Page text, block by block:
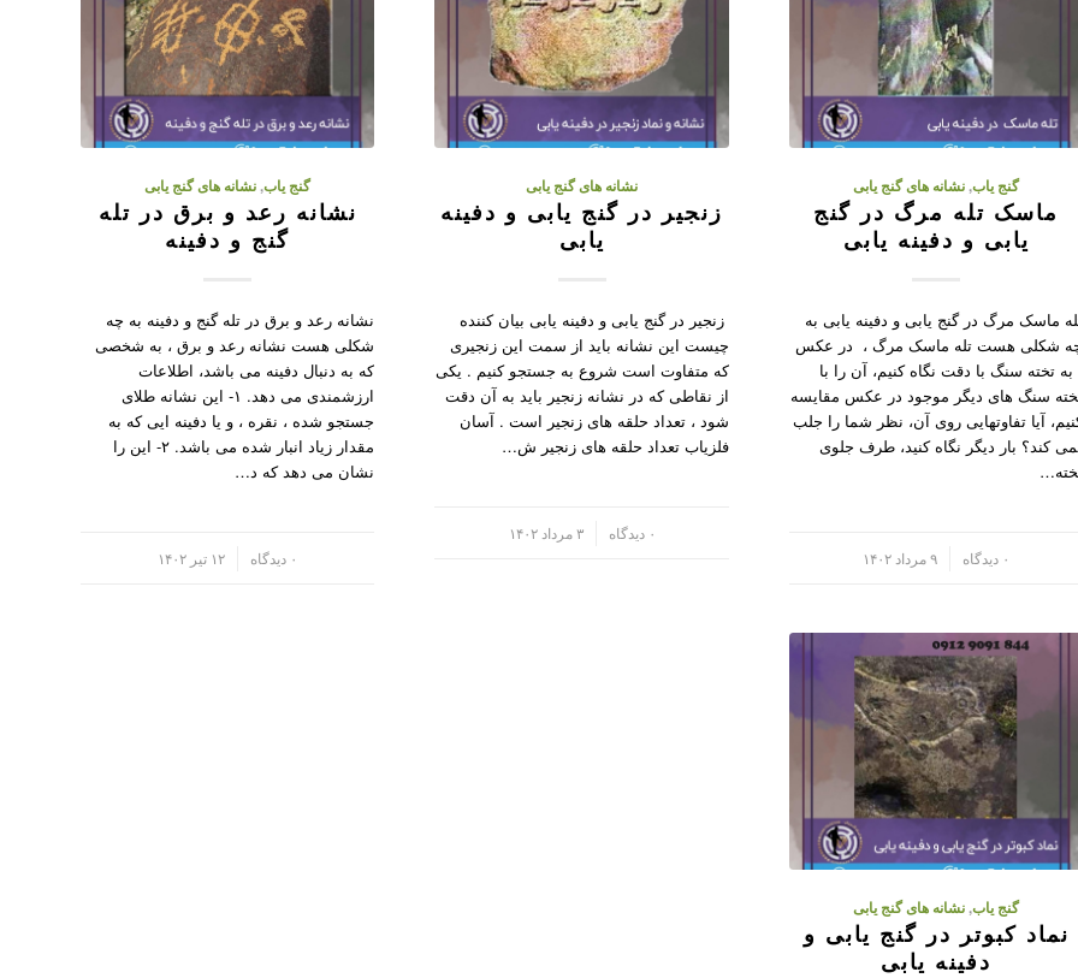
گنج یاب,نشانه های گنج یابی
ماسک تله مرگ در گنج
یابی و دفینه یابی
ماسک مرگ در گنج یابی و دفینه یابی به
شکلی هست تله ماسک مرگ ، در عکس
به تخته سنگ با دقت نگاه کنیم، آن را با
سنگ های دیگر موجود در عکس مقایسه
آیا تفاوتهایی روی آن، نظر شما را جلب
کند؟ بار دیگر نگاه کنید، طرف جلوی
۰ دیدگاه ۹ مرداد ۱۴۰۲
نشانه های گنج یابی
زنجیر در گنج یابی و دفینه
یابی
زنجیر در گنج یابی و دفینه یابی بیان کننده
چیست این نشانه باید از سمت این زنجیری
که متفاوت است شروع به جستجو کنیم . یکی
از نقاطی که در نشانه زنجیر باید به آن دقت
شود ، تعداد حلقه های زنجیر است . آسان
فلزیاب تعداد حلقه های زنجیر ش…
۰ دیدگاه ۳ مرداد ۱۴۰۲
گنج یاب,نشانه های گنج یابی
نشانه رعد و برق در تله
گنج و دفینه
نشانه رعد و برق در تله گنج و دفینه به چه
شکلی هست نشانه رعد و برق ، به شخصی
که به دنبال دفینه می باشد، اطلاعات
ارزشمندی می دهد. ۱- این نشانه طلای
جستجو شده ، نقره ، و یا دفینه ایی که به
مقدار زیاد انبار شده می باشد. ۲- این را
نشان می دهد که د…
۰ دیدگاه ۱۲ تیر ۱۴۰۲
گنج یاب,نشانه های گنج یابی
نماد کبوتر در گنج یابی و
دفینه یابی